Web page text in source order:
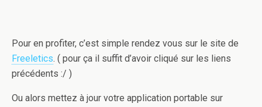
Pour en profiter, c’est simple rendez vous sur le site de
Freeletics. ( pour ça il suffit d’avoir cliqué sur les liens
précédents :/ )
Ou alors mettez à jour votre application portable sur